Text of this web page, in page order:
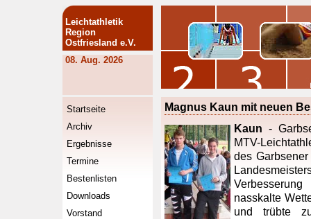
Leichtathletik
Region
Ostfriesland e.V.
08. Aug. 2026
Startseite
Archiv
Ergebnisse
Termine
Bestenlisten
Downloads
Vorstand
Magnus Kaun mit neuen
Kaun -
MTV-
des
nasskalte
und trübte